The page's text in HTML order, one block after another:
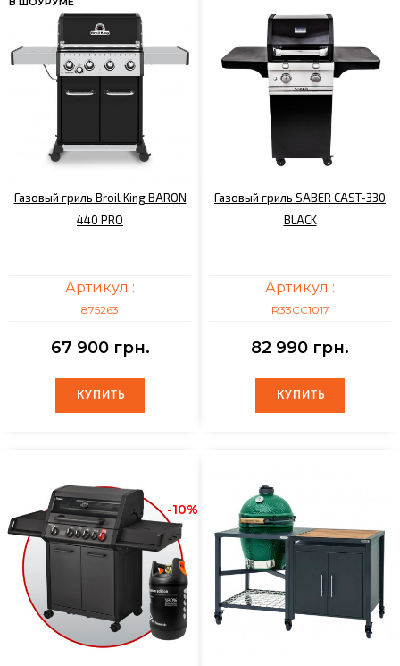
Газовый гриль Broil King BARON
440 PRO
Артикул :
875263
67 900 грн.
КУПИТЬ
КУПИТЬ
Газовый гриль SABER CAST-330
BLACK
Артикул :
R33CC1017
82 990 грн.
КУПИТЬ
КУПИТЬ
-10%